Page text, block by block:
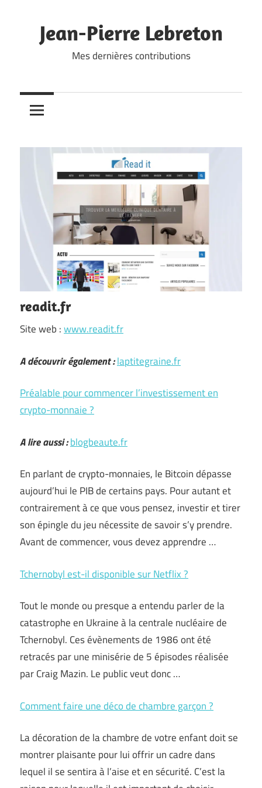
contentJean-Pierre Lebreton
Mes dernières contributions
readit.fr
Site web :www.readit.fr
A découvrir également :laptitegraine.fr
Préalable pour commencer l’investissement en
crypto-monnaie ?
A lire aussi :blogbeaute.fr
En parlant de crypto-monnaies, le Bitcoin dépasse
aujourd’hui le PIB de certains pays. Pour autant et
contrairement à ce que vous pensez, investir et tirer
son épingle du jeu nécessite de savoir s’y prendre.
Avant de commencer, vous devez apprendre …
Tchernobyl est-il disponible sur Netflix ?
Tout le monde ou presque a entendu parler de la
catastrophe en Ukraine à la centrale nucléaire de
Tchernobyl. Ces évènements de 1986 ont été
retracés par une minisérie de 5 épisodes réalisée
par Craig Mazin. Le public veut donc …
Comment faire une déco de chambre garçon ?
La décoration de la chambre de votre enfant doit se
montrer plaisante pour lui offrir un cadre dans
lequel il se sentira à l’aise et en sécurité. C’est la